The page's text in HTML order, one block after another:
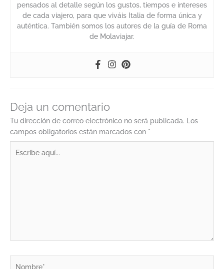
pensados al detalle según los gustos, tiempos e intereses
de cada viajero, para que viváis Italia de forma única y
auténtica. También somos los autores de la guía de Roma
de Molaviajar.
Deja un comentario
Tu dirección de correo electrónico no será publicada. Los
campos obligatorios están marcados con *
aquí...